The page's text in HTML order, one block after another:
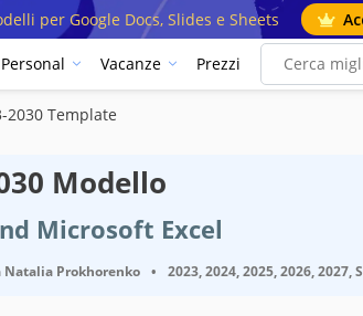
per Google Docs, Slides e Sheets
Personal Vacanze Prezzi
2030 Template
Modello
Microsoft Excel
Natalia Prokhorenko • 2023, 2024, 2025, 2026,